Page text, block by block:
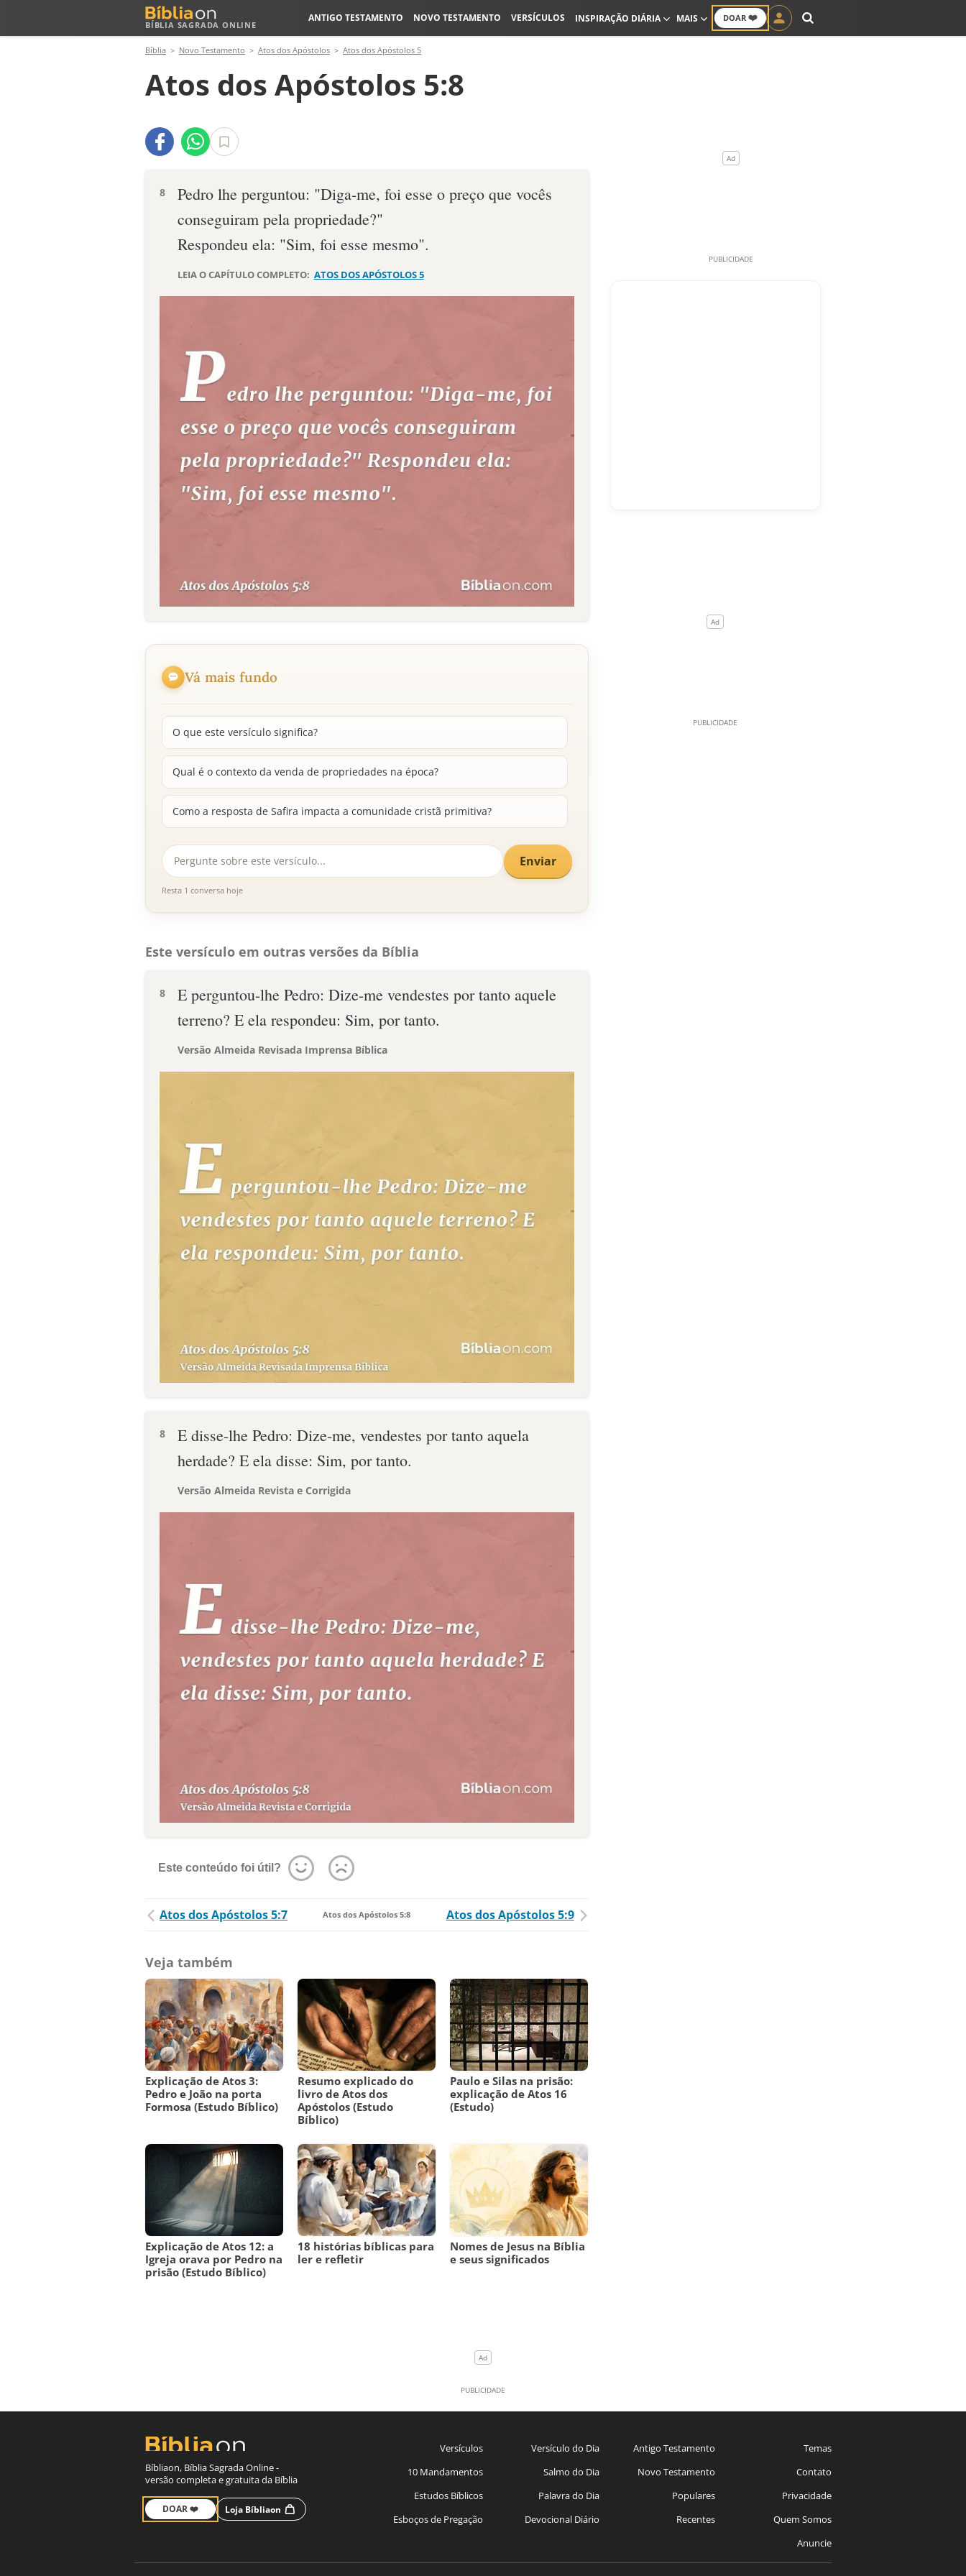
BÍBLIA SAGRADA ONLINE
DOAR ❤️
ANTIGO TESTAMENTO NOVO TESTAMENTO VERSÍCULOS INSPIRAÇÃO DIÁRIA MAIS
Bíblia Novo Testamento Atos dos Apóstolos Atos dos Apóstolos 5
Atos dos Apóstolos 5:8
8
Pedro lhe perguntou: "Diga-me, foi esse o preço que vocês
conseguiram pela propriedade?"
Respondeu ela: "Sim, foi esse mesmo".
LEIA O CAPÍTULO COMPLETO: ATOS DOS APÓSTOLOS 5
Vá mais fundo
O que este versículo significa?
Qual é o contexto da venda de propriedades na época?
Como a resposta de Safira impacta a comunidade cristã primitiva?
Enviar
Resta 1 conversa hoje
Este versículo em outras versões da Bíblia
8
E perguntou-lhe Pedro: Dize-me vendestes por tanto aquele
terreno? E ela respondeu: Sim, por tanto.
Versão Almeida Revisada Imprensa Bíblica
8
E disse-lhe Pedro: Dize-me, vendestes por tanto aquela
herdade? E ela disse: Sim, por tanto.
Versão Almeida Revista e Corrigida
Este conteúdo foi útil?
Atos dos Apóstolos 5:7 Atos dos Apóstolos 5:8 Atos dos Apóstolos 5:9
Veja também
Explicação de Atos 3:
Pedro e João na porta
Formosa (Estudo Bíblico)
Resumo explicado do
livro de Atos dos
Apóstolos (Estudo
Bíblico)
Paulo e Silas na prisão:
explicação de Atos 16
(Estudo)
Explicação de Atos 12: a
Igreja orava por Pedro na
prisão (Estudo Bíblico)
18 histórias bíblicas para
ler e refletir
Nomes de Jesus na Bíblia
e seus significados
Bíbliaon, Bíblia Sagrada Online -
versão completa e gratuita da Bíblia
DOAR ❤️ Loja Bíbliaon
Versículos
10 Mandamentos
Estudos Bíblicos
Esboços de Pregação
Versículo do Dia
Salmo do Dia
Palavra do Dia
Devocional Diário
Antigo Testamento
Novo Testamento
Populares
Recentes
Temas
Contato
Privacidade
Quem Somos
Anuncie